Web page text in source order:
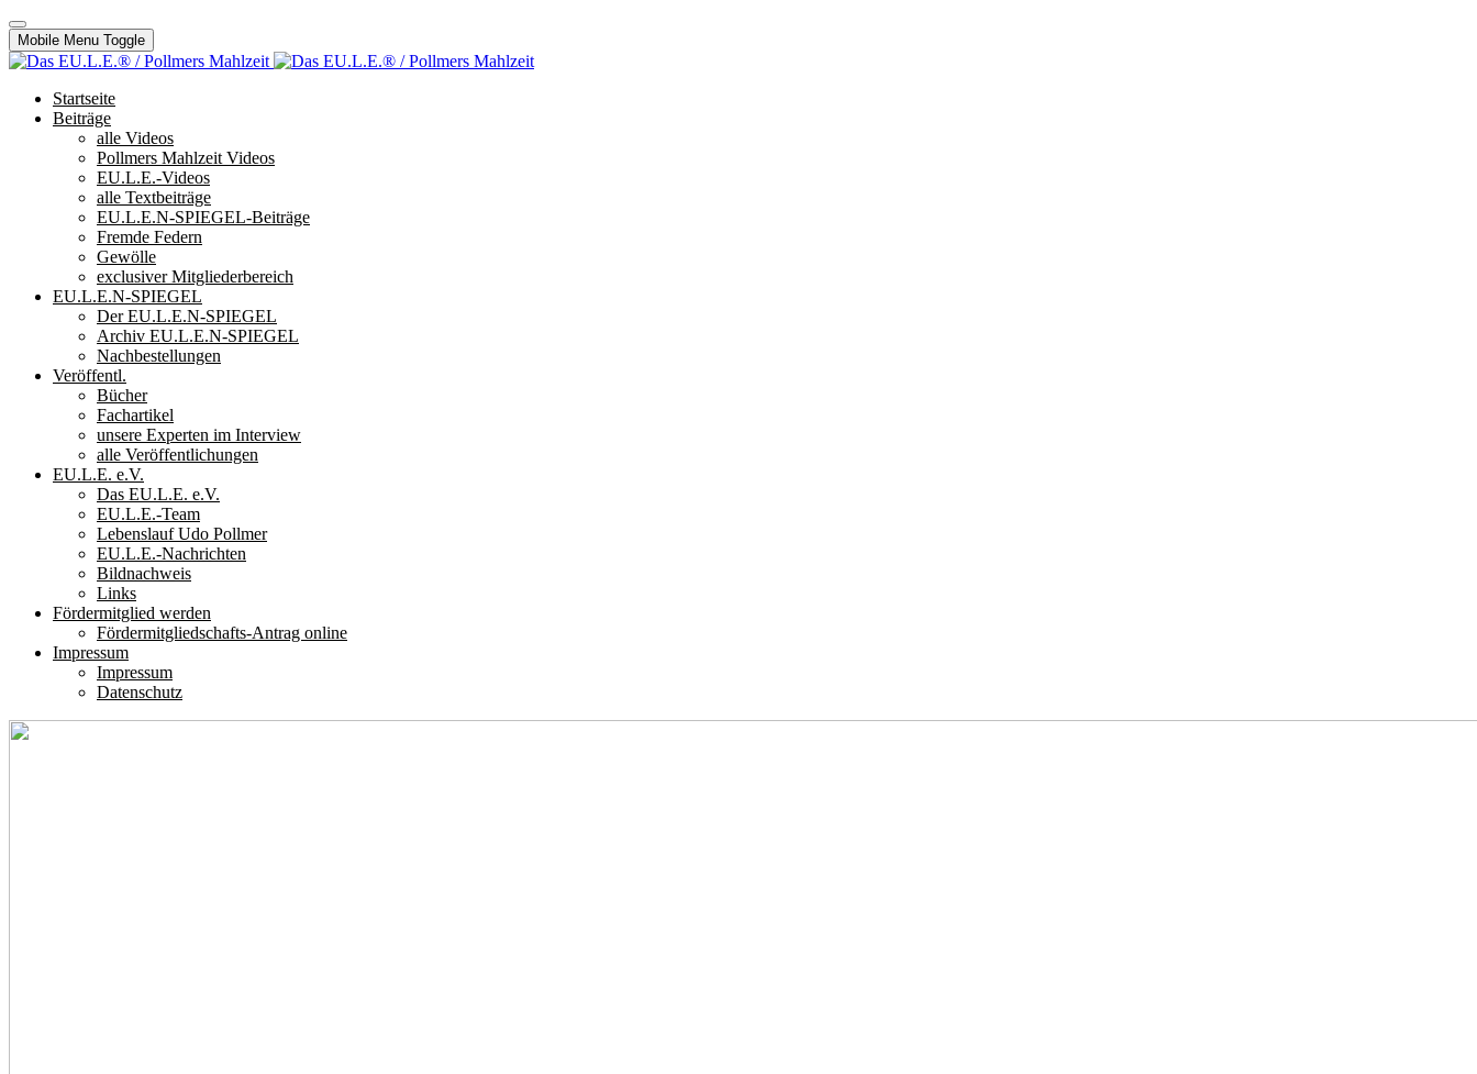
Mobile Menu Toggle
Startseite
Beiträge
alle Videos
Pollmers Mahlzeit Videos
EU.L.E.-Videos
alle Textbeiträge
EU.L.E.N-SPIEGEL-Beiträge
Fremde Federn
Gewölle
exclusiver Mitgliederbereich
EU.L.E.N-SPIEGEL
Der EU.L.E.N-SPIEGEL
Archiv EU.L.E.N-SPIEGEL
Nachbestellungen
Veröffentl.
Bücher
Fachartikel
unsere Experten im Interview
alle Veröffentlichungen
EU.L.E. e.V.
Das EU.L.E. e.V.
EU.L.E.-Team
Lebenslauf Udo Pollmer
EU.L.E.-Nachrichten
Bildnachweis
Links
Fördermitglied werden
Fördermitgliedschafts-Antrag online
Impressum
Impressum
Datenschutz